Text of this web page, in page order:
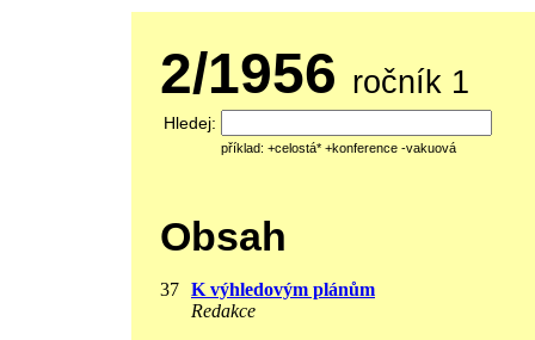
2/1956 ročník 1
Hledej:
příklad: +celostá* +konference -vakuová
Obsah
37 K výhledovým plánům
Redakce